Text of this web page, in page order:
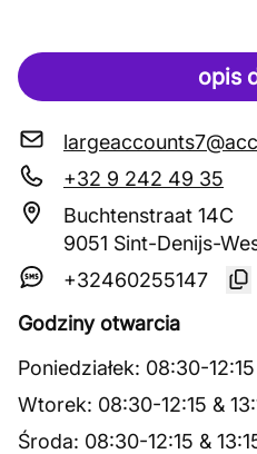
opis
+32 9 242 49 35
Buchtenstraat 14C
9051 Sint-Denijs-
+32460255147
Godziny otwarcia
Poniedziałek: 08:30-12:15
Wtorek: 08:30-12:15 &
Środa: 08:30-12:15 &